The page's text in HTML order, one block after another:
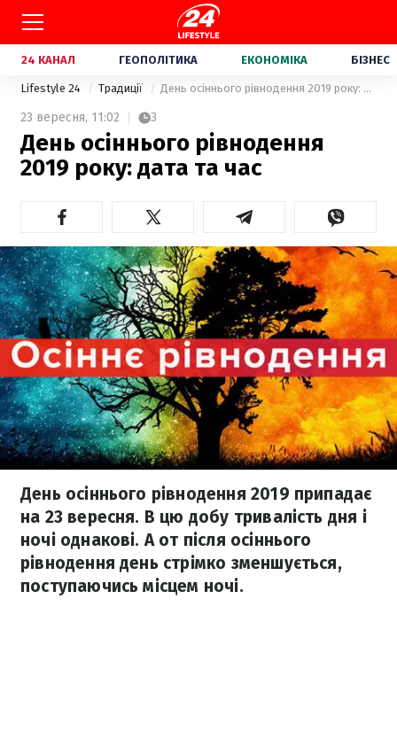
24 КАНАЛ ГЕОПОЛІТИКА ЕКОНОМІКА БІЗНЕС
Lifestyle 24 Традиції День осіннього рівнодення 2019 року: дата та час
23 вересня, 11:02 3
День осіннього рівнодення
2019 року: дата та час
День осіннього рівнодення 2019 припадає
на 23 вересня. В цю добу тривалість дня і
ночі однакові. А от після осіннього
рівнодення день стрімко зменшується,
поступаючись місцем ночі.